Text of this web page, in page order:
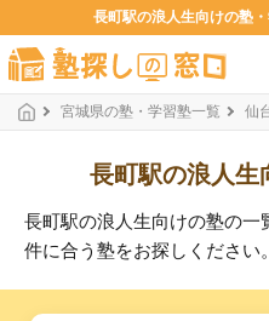
長町駅の浪人生向けの塾
宮城県の塾・学習塾一覧 仙
長町駅の浪人生
長町駅の浪人生向けの塾の一
件に合う塾をお探しください。